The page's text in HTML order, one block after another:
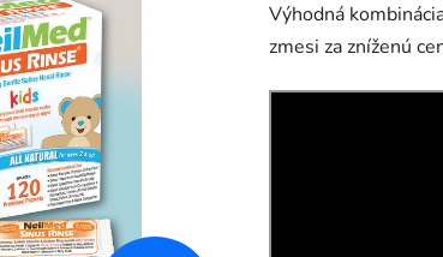
je
0,0
z
Výhodná
zmesi za zníženú